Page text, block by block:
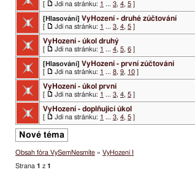
[ Jdi na stránku: 1 ... 3, 4, 5 ]
[Hlasování] VyHození - druhé zúčtování
[ Jdi na stránku: 1 ... 3, 4, 5 ]
VyHození - úkol druhý
[ Jdi na stránku: 1 ... 4, 5, 6 ]
[Hlasování] VyHození - první zúčtování
[ Jdi na stránku: 1 ... 8, 9, 10 ]
VyHození - úkol první
[ Jdi na stránku: 1 ... 3, 4, 5 ]
VyHození - doplňující úkol
[ Jdi na stránku: 1 ... 3, 4, 5 ]
Nové téma
Obsah fóra VySemNesmíte » VyHození I
Strana 1 z 1